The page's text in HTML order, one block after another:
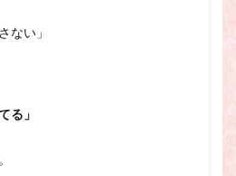
ない」
る」